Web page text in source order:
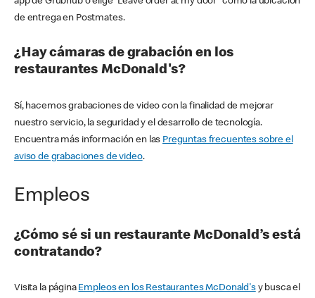
de entrega en Postmates.
¿Hay cámaras de grabación en los
restaurantes McDonald's?
Sí, hacemos grabaciones de video con la finalidad de mejorar
nuestro servicio, la seguridad y el desarrollo de tecnología.
Encuentra más información en las Preguntas frecuentes sobre el
aviso de grabaciones de video.
Empleos
¿Cómo sé si un restaurante McDonald’s está
contratando?
Visita la página Empleos en los Restaurantes McDonald'sy busca el